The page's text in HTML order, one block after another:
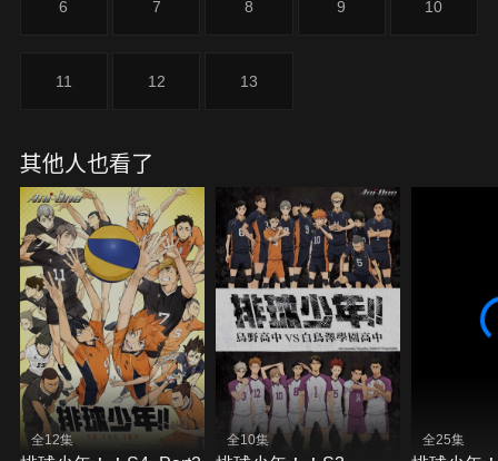
6 7 8 9 10
11 12 13
其他人也看了
全12集 全10集 全25集